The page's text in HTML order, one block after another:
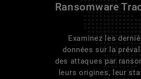
Ransomware
Examinez les
données sur la
des attaques par
leurs origines, leur